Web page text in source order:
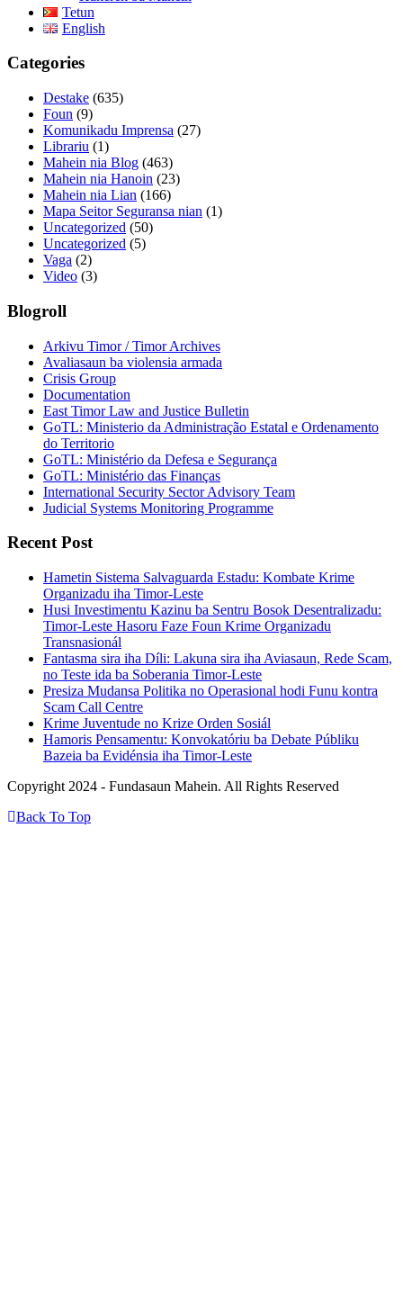
Tetun
English
Categories
Destake (635)
Foun (9)
Komunikadu Imprensa (27)
Librariu (1)
Mahein nia Blog (463)
Mahein nia Hanoin (23)
Mahein nia Lian (166)
Mapa Seitor Seguransa nian (1)
Uncategorized (50)
Uncategorized (5)
Vaga (2)
Video (3)
Blogroll
Arkivu Timor / Timor Archives
Avaliasaun ba violensia armada
Crisis Group
Documentation
East Timor Law and Justice Bulletin
GoTL: Ministerio da Administração Estatal e Ordenamento
do Territorio
GoTL: Ministério da Defesa e Segurança
GoTL: Ministério das Finanças
International Security Sector Advisory Team
Judicial Systems Monitoring Programme
Recent Post
Hametin Sistema Salvaguarda Estadu: Kombate Krime
Organizadu iha Timor-Leste
Husi Investimentu Kazinu ba Sentru Bosok Desentralizadu:
Timor-Leste Hasoru Faze Foun Krime Organizadu
Transnasionál
Fantasma sira iha Díli: Lakuna sira iha Aviasaun, Rede Scam,
no Teste ida ba Soberania Timor-Leste
Presiza Mudansa Politika no Operasional hodi Funu kontra
Scam Call Centre
Krime Juventude no Krize Orden Sosiál
Hamoris Pensamentu: Konvokatóriu ba Debate Públiku
Bazeia ba Evidénsia iha Timor-Leste
Copyright 2024 - Fundasaun Mahein. All Rights Reserved
Back To Top